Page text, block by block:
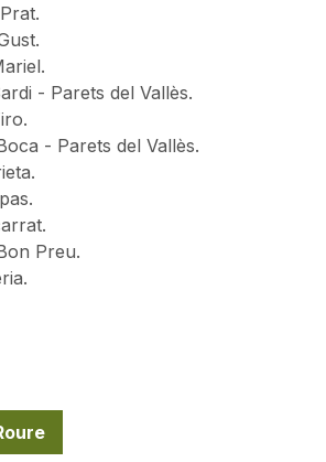
- Parets del Vallès.
- Parets del Vallès.
Preu.